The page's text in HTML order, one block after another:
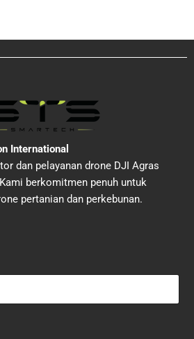
International
dan pelayanan drone DJI Agras
berkomitmen penuh untuk
pertanian dan perkebunan.